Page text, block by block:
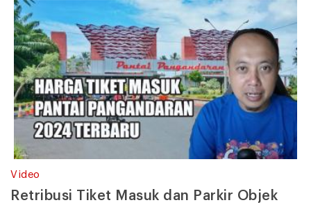
Video
Retribusi Tiket Masuk dan Parkir Objek